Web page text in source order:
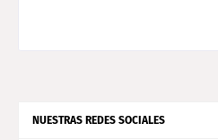
NUESTRAS REDES SOCIALES